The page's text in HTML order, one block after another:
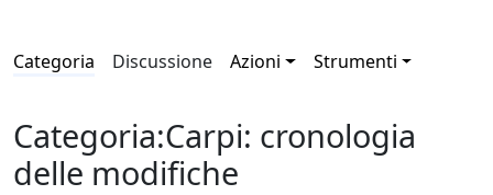
Categoria Discussione Azioni Strumenti
Categoria:Carpi: cronologia
delle modifiche